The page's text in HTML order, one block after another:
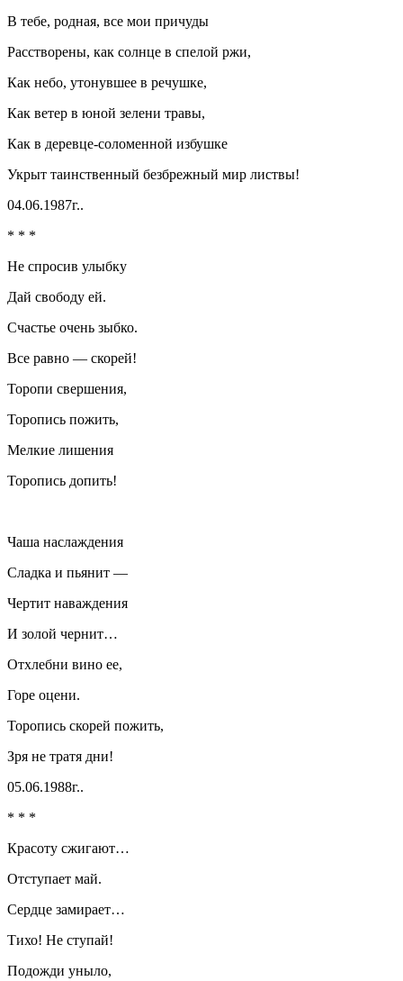
В тебе, родная, все мои причуды
Расстворены, как солнце в спелой ржи,
Как небо, утонувшее в речушке,
Как ветер в юной зелени травы,
Как в деревце-соломенной избушке
Укрыт таинственный безбрежный мир листвы!
04.06.1987г..
* * *
Не спросив улыбку
Дай свободу ей.
Счастье очень зыбко.
Все равно — скорей!
Торопи свершения,
Торопись пожить,
Мелкие лишения
Торопись допить!
Чаша наслаждения
Сладка и пьянит —
Чертит наваждения
И золой чернит…
Отхлебни вино ее,
Горе оцени.
Торопись скорей пожить,
Зря не тратя дни!
05.06.1988г..
* * *
Красоту сжигают…
Отступает май.
Сердце замирает…
Тихо! Не ступай!
Подожди уныло,